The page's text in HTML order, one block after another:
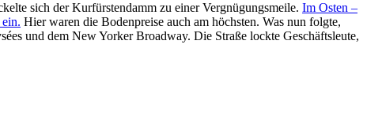
sich der Kurfürstendamm zu einer Vergnügungsmeile. Im Osten –
Hier waren die Bodenpreise auch am höchsten. Was nun folgte,
und dem New Yorker Broadway. Die Straße lockte Geschäftsleute,